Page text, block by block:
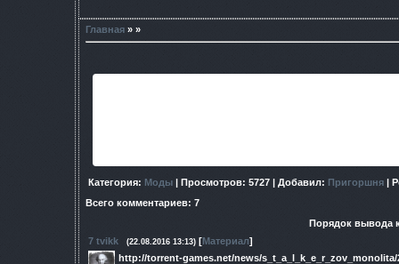
Главная » »
Категория: Моды | Просмотров: 5727 | Добавил: Пригоршня |
Всего комментариев: 7
Порядок вывода
7 tvikk (22.08.2016 13:13) [Материал]
http://torrent-games.net/news/s_t_a_l_k_e_r_zov_monolita/